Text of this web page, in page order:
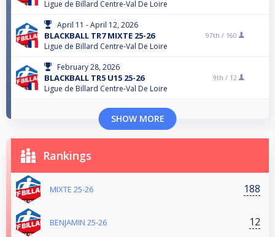
Ligue de Billard Centre-Val De Loire
April 11 - April 12, 2026
BLACKBALL TR7 MIXTE 25-26
Ligue de Billard Centre-Val De Loire
97th / 160
February 28, 2026
BLACKBALL TR5 U15 25-26
Ligue de Billard Centre-Val De Loire
9th / 12
SHOW MORE
Rankings
MIXTE 25-26 188
BENJAMIN 25-26 12